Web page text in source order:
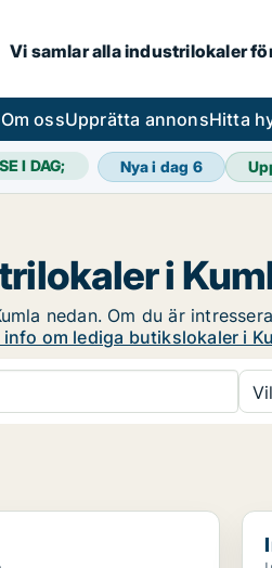
Vi samlar alla industrilokaler
Om ossUpprätta annonsHitta
I DAG; Nya i dag 6
i
nedan. Om du är
info om lediga butikslokaler i